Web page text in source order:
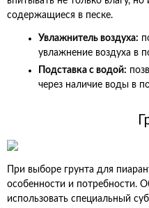
содержащиеся в песке.
Увлажнитель воздуха:
увлажнение воздуха в
Подставка с водой:
через наличие воды в
При выборе грунта для
особенности и потребности.
использовать специальный